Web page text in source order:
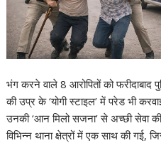
भंग करने वाले 8 आरोपितों को
की उप्र के ‘योगी स्टाइल’ में परेड भी
उनकी ‘आन मिलो सजना’ से अच्छी सेवा
विभिन्न थाना क्षेत्रों में एक साथ की गई,